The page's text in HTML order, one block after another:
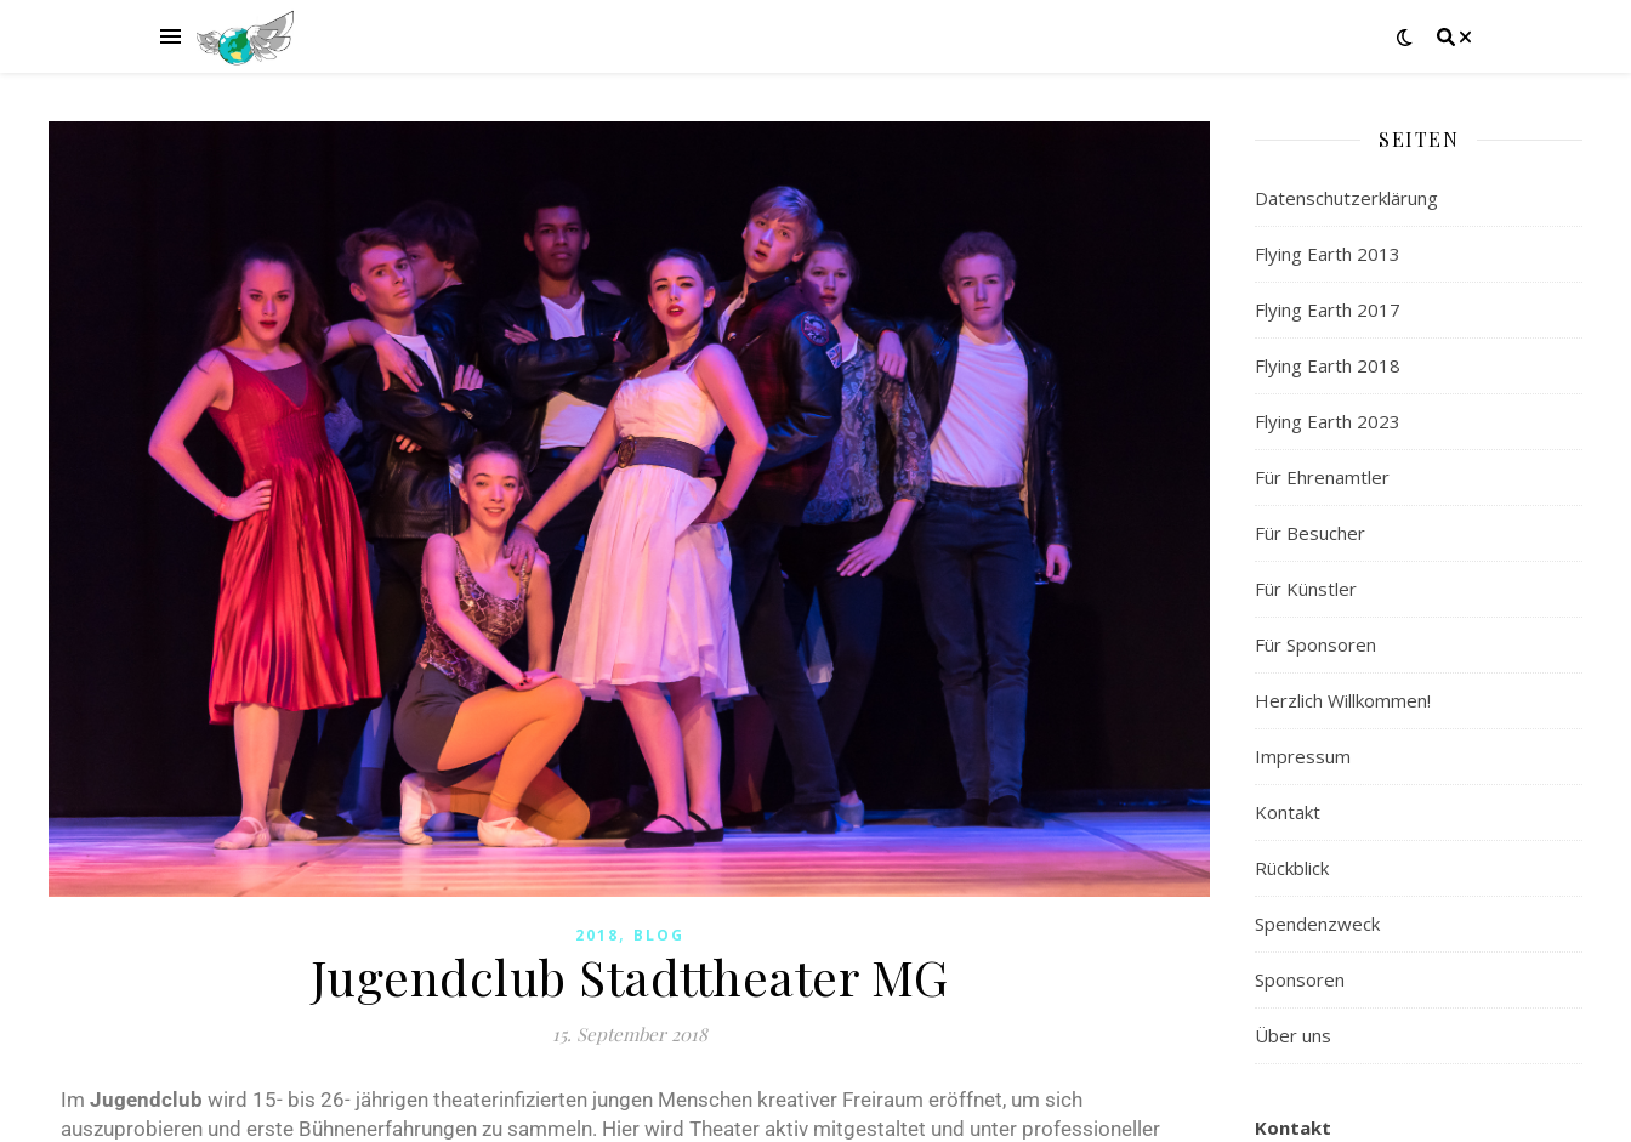
2018, BLOG
Jugendclub Stadttheater MG
15. September 2018
Im Jugendclub wird 15- bis 26- jährigen theaterinfizierten jungen Menschen kreativer Freiraum eröffnet, um sich
auszuprobieren und erste Bühnenerfahrungen zu sammeln. Hier wird Theater aktiv mitgestaltet und unter professioneller
SEITEN
Datenschutzerklärung
Flying Earth 2013
Flying Earth 2017
Flying Earth 2018
Flying Earth 2023
Für Ehrenamtler
Für Besucher
Für Künstler
Für Sponsoren
Herzlich Willkommen!
Impressum
Kontakt
Rückblick
Spendenzweck
Sponsoren
Über uns
Kontakt